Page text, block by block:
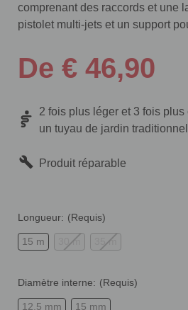
comprenant des raccords et une
pistolet multi-jets et un support
De € 46,90
2 fois plus léger et 3 fois
un tuyau de jardin traditionnel
Produit réparable
Longueur: (Requis)
15 m 30 m 35 m
Diamètre interne: (Requis)
12.5 mm 15 mm